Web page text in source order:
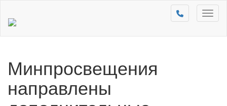
Минпросвещения
направлены